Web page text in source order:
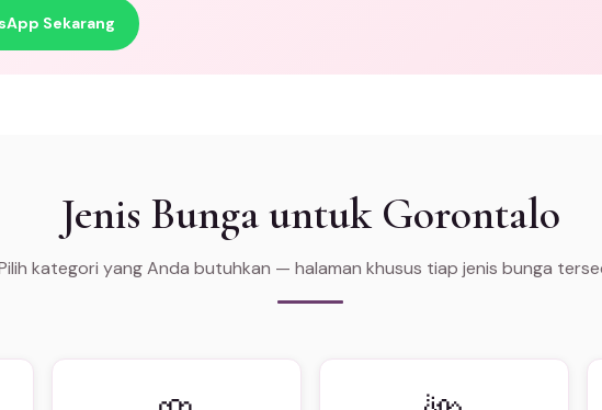
Sekarang
Jenis Bunga untuk Gorontalo
kategori yang Anda butuhkan — halaman khusus tiap jenis bunga